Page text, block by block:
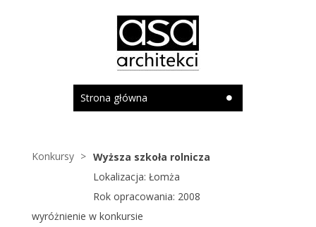
Strona główna
Konkursy
Wyższa szkoła rolnicza
Lokalizacja: Łomża
Rok opracowania: 2008
wyróżnienie w konkursie